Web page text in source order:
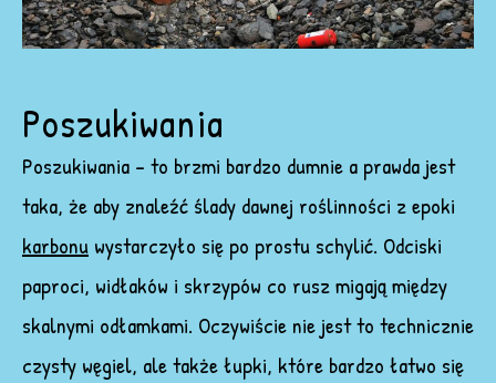
Poszukiwania
Poszukiwania – to brzmi bardzo dumnie a prawda jest
taka, że aby znaleźć ślady dawnej roślinności z epoki
karbonu wystarczyło się po prostu schylić. Odciski
paproci, widłaków i skrzypów co rusz migają między
skalnymi odłamkami. Oczywiście nie jest to technicznie
czysty węgiel, ale także łupki, które bardzo łatwo się